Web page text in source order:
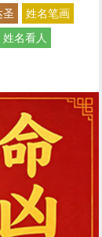
圣
姓名笔画
姓名看人